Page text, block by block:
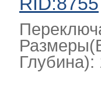
Глубина):